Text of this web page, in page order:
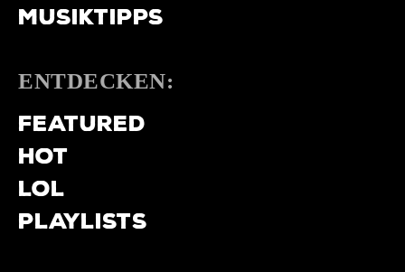
MUSIKTIPPS
ENTDECKEN:
FEATURED
HOT
LOL
PLAYLISTS